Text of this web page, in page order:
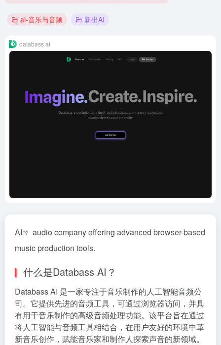
ai-音乐与音频 新出AI
databass ai
AI
audio company offering advanced browser-based
music production tools.
什么是Databass AI？
Databass AI 是一家专注于音乐制作的人工智能音频公
司。它提供先进的音频工具，可通过浏览器访问，并具
有用于音乐制作的高级音频处理功能。该平台旨在通过
将人工智能与音频工具相结合，在用户友好的环境中革
新音乐创作，赋能音乐家和制作人探索声音的新领域。